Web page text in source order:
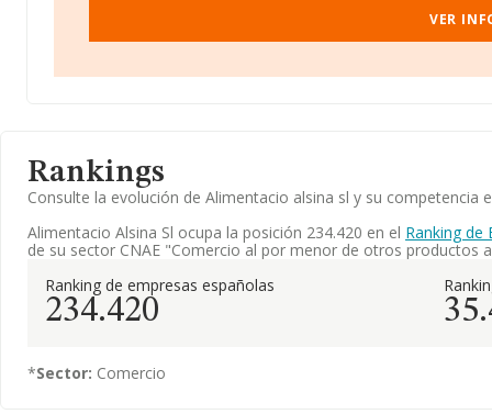
VER
Rankings
Consulte la evolución de Alimentacio alsina sl y su competencia
Alimentacio Alsina Sl ocupa la posición 234.420 en el Ranking de
de su sector CNAE "Comercio al por menor de otros productos
Ranking de empresas españolas
234.420
*Sector: Comercio